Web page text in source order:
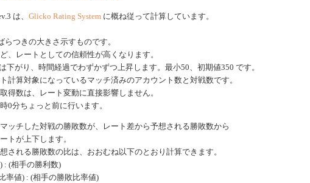
は、Glicko Rating System に概ね従って計算しています。
らつきの大きさ示すものです。
、レートとしての信頼性が高くなります。
は下がり、時間経過でわずかずつ上昇します。最小50、初期値350 です。
計算対象になっているマッチ済みのアカウント数と対戦数です。
得数は、レート変動に直接影響しません。
0分ちょっと前に行います。
ッチした対戦の勝敗数が、レート差から予想される勝敗数から
トが上下します。
される勝敗数の比は、おおむね以下のとおり計算できます。
: (相手の勝利数)
率値) : (相手の勝敗比率値)